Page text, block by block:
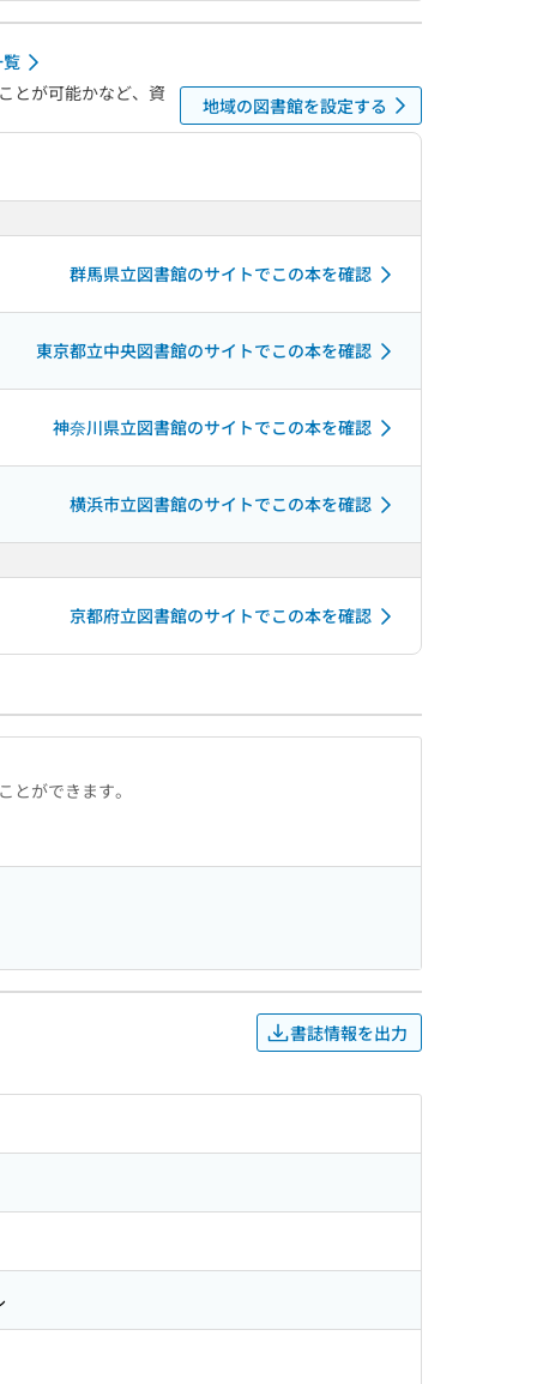
とが可能かなど、資
地域の図書館を設定する
群馬県立図書館のサイトでこの本を確認
東京都立中央図書館のサイトでこの本を確認
神奈川県立図書館のサイトでこの本を確認
横浜市立図書館のサイトでこの本を確認
京都府立図書館のサイトでこの本を確認
ができます。
書誌情報を出力